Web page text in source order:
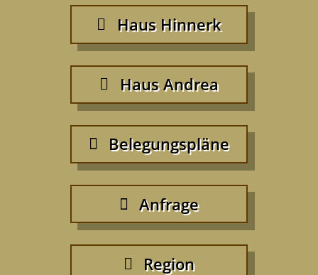
Haus Hinnerk
Haus Andrea
Belegungspläne
Anfrage
Region